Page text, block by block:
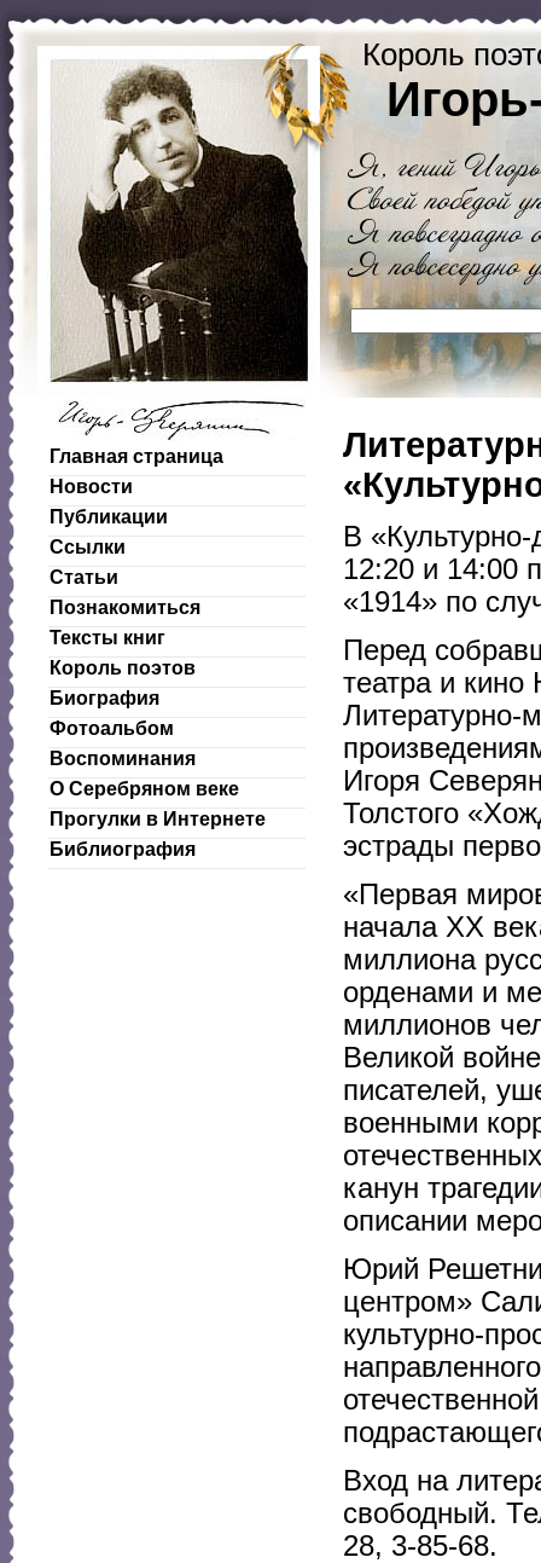
Король
Главная страница
Новости
Публикации
Ссылки
Статьи
Познакомиться
Тексты книг
Король поэтов
Биография
Фотоальбом
Воспоминания
О Серебряном веке
Прогулки в Интернете
Библиография
В
12:20 и 14:00
«1914» по
Перед
театра и
Литературно-
Игоря
Толстого
эстрады
«Первая
начала ХХ
миллиона
орденами и
миллионов
Великой
писателей,
военными
канун
описании
Юрий
центром»
культурно-
Вход на
свободный.
28, 3-85-68.